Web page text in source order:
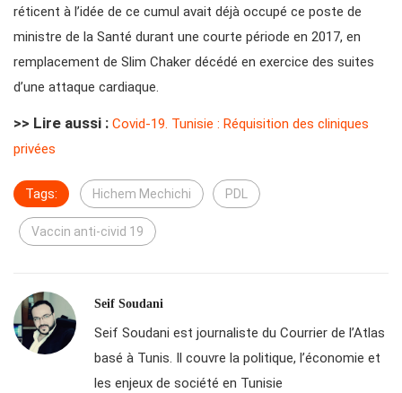
réticent à l’idée de ce cumul avait déjà occupé ce poste de
ministre de la Santé durant une courte période en 2017, en
remplacement de Slim Chaker décédé en exercice des suites
d’une attaque cardiaque.
>> Lire aussi : Covid-19. Tunisie : Réquisition des cliniques
privées
Tags: Hichem Mechichi PDL
Vaccin anti-civid 19
Seif Soudani
Seif Soudani est journaliste du Courrier de l’Atlas
basé à Tunis. Il couvre la politique, l’économie et
les enjeux de société en Tunisie